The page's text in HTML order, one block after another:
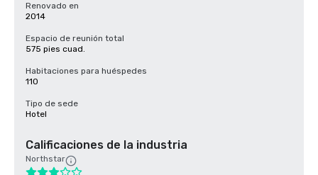
Renovado en
2014
Espacio de reunión total
575 pies cuad.
Habitaciones para huéspedes
110
Tipo de sede
Hotel
Calificaciones de la industria
Northstar